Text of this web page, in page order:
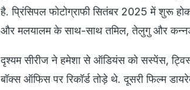
है. प्रिंसिपल फोटोग्राफी सितंबर 2025 में शुरू
और मलयालम के साथ-साथ तमिल, तेलुगु और कन्नड़
दृश्यम सीरीज ने हमेशा से ऑडियंस को सस्पेंस,
बॉक्स ऑफिस पर रिकॉर्ड तोड़े थे. दूसरी फिल्म